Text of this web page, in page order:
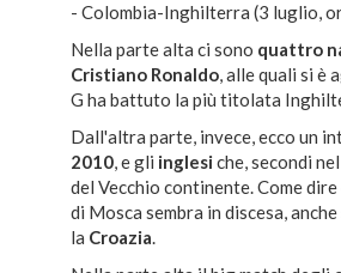
- Colombia-Inghilterra (3 luglio,
Nella parte alta ci sono quattro
Cristiano Ronaldo, alle quali si è
G ha battuto la più titolata
Dall'altra parte, invece, ecco un
2010, e gli inglesi che, secondi
del Vecchio continente. Come
di Mosca sembra in discesa,
la Croazia.